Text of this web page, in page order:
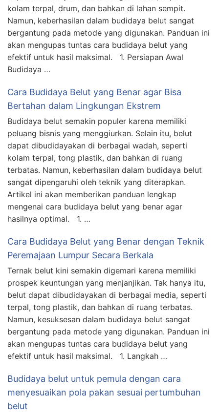
kolam terpal, drum, dan bahkan di lahan sempit.
Namun, keberhasilan dalam budidaya belut sangat
bergantung pada metode yang digunakan. Panduan ini
akan mengupas tuntas cara budidaya belut yang
efektif untuk hasil maksimal. 1. Persiapan Awal
Budidaya …
Cara Budidaya Belut yang Benar agar Bisa
Bertahan dalam Lingkungan Ekstrem
Budidaya belut semakin populer karena memiliki
peluang bisnis yang menggiurkan. Selain itu, belut
dapat dibudidayakan di berbagai wadah, seperti
kolam terpal, tong plastik, dan bahkan di ruang
terbatas. Namun, keberhasilan dalam budidaya belut
sangat dipengaruhi oleh teknik yang diterapkan.
Artikel ini akan memberikan panduan lengkap
mengenai cara budidaya belut yang benar agar
hasilnya optimal. 1. …
Cara Budidaya Belut yang Benar dengan Teknik
Peremajaan Lumpur Secara Berkala
Ternak belut kini semakin digemari karena memiliki
prospek keuntungan yang menjanjikan. Tak hanya itu,
belut dapat dibudidayakan di berbagai media, seperti
terpal, tong plastik, dan bahkan di ruang terbatas.
Namun, kesuksesan dalam budidaya belut sangat
bergantung pada metode yang digunakan. Panduan ini
akan mengupas tuntas cara budidaya belut yang
efektif untuk hasil maksimal. 1. Langkah …
Budidaya belut untuk pemula dengan cara
menyesuaikan pola pakan sesuai pertumbuhan
belut